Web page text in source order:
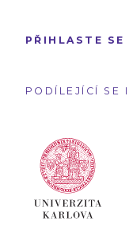
PŘIHLASTE SE
PODÍLEJÍCÍ SE